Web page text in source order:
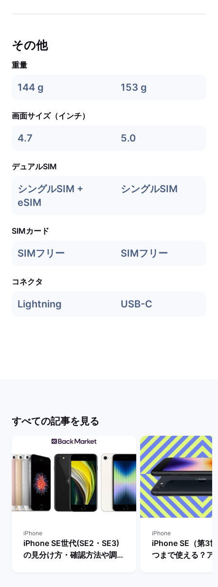
その他
重量
144 g 153 g
画面サイズ（インチ）
4.7 5.0
デュアルSIM
シングルSIM +
eSIM
シングルSIM
SIMカード
SIMフリー SIMフリー
コネクタ
Lightning USB-C
すべての記事を見る
iPhone
iPhone SE世代(SE2・SE3)
の見分け方・確認方法や調べ
iPhone
iPhone SE（第3
つまで使える？ア